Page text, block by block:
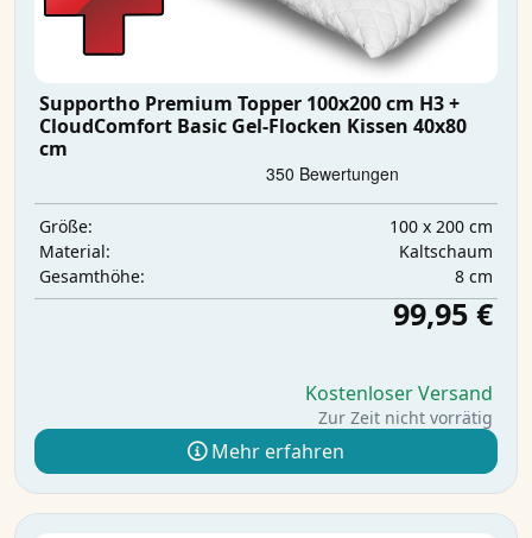
Supportho Premium Topper 100x200 cm H3 +
CloudComfort Basic Gel-Flocken Kissen 40x80
cm
Größe:
100 x 200 cm
Material:
Kaltschaum
Gesamthöhe:
8 cm
99,95 €
Kostenloser Versand
Zur Zeit nicht vorrätig
Mehr erfahren